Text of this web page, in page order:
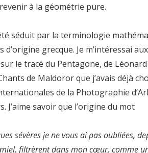
à la géométrie pure.
séduit par la terminologie
d’origine grecque. Je m’intéressai
le tracé du Pentagone, de
de Maldoror que j’avais déjà
de la Photographie
J’aime savoir que l’origine du mot
sévères je ne vous ai pas oubliées,
filtrèrent dans mon cœur, comme